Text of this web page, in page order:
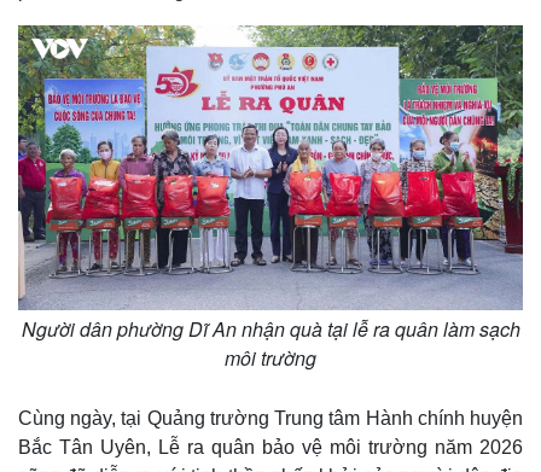
Người dân phường Dĩ An nhận quà tại lễ ra quân làm sạch
môi trường
Cùng ngày, tại Quảng trường Trung tâm Hành chính huyện
Bắc Tân Uyên, Lễ ra quân bảo vệ môi trường năm 2026